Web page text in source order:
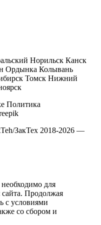
Норильск Канск
Ордынка Колывань
Томск Нижний
Политика
ЗакТех 2018-2026 —
для
Продолжая
с условиями
со сбором и